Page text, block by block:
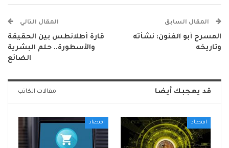
المقال السابق
المسرح أبو الفنون: نشأته
وتاريخه
المقال التالي
قارة أطلانطس بين الحقيقة
والأسطورة.. حلم البشرية
الضائع
قد يعجبك أيضا مقالات الكاتب
اقتصاد اقتصاد